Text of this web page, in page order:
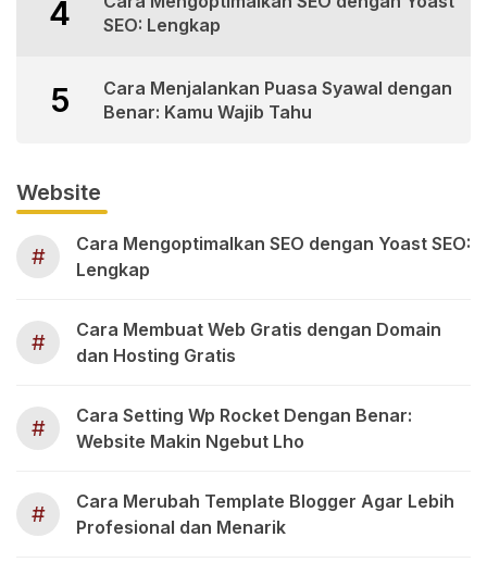
4
SEO: Lengkap
5
Cara Menjalankan Puasa Syawal dengan
Benar: Kamu Wajib Tahu
Website
#
Cara Mengoptimalkan SEO dengan Yoast SEO:
Lengkap
#
Cara Membuat Web Gratis dengan Domain
dan Hosting Gratis
#
Cara Setting Wp Rocket Dengan Benar:
Website Makin Ngebut Lho
#
Cara Merubah Template Blogger Agar Lebih
Profesional dan Menarik